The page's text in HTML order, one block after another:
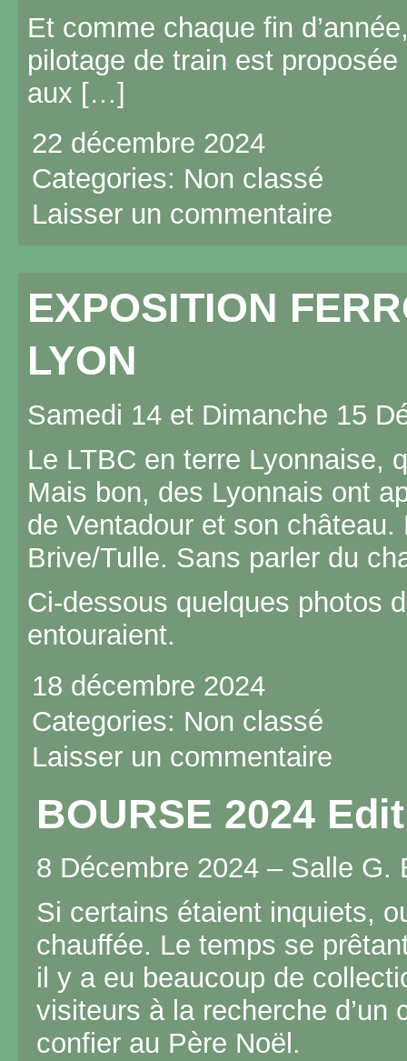
Et comme chaque fin
pilotage de train est
aux […]
22 décembre 2024
Categories: Non classé
Laisser un commentaire
EXPOSITION
LYON
Samedi 14 et Dimanche 15
Le LTBC en terre Lyonnaise,
Mais bon, des Lyonnais ont
de Ventadour et son
Brive/Tulle. Sans parler du
Ci-dessous quelques photos
entouraient.
18 décembre 2024
Categories: Non classé
Laisser un commentaire
BOURSE 2024
8 Décembre 2024 – Salle G.
Si certains étaient inquiets,
chauffée. Le temps se
il y a eu beaucoup de
visiteurs à la recherche d’un
confier au Père Noël.